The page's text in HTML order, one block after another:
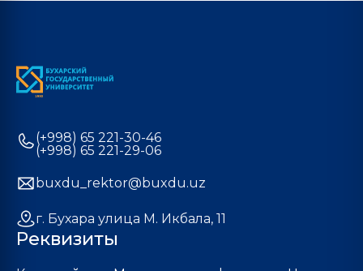
(+998) 65 221-30-46
(+998) 65 221-29-06
buxdu_rektor@buxdu.uz
г. Бухара улица М. Икбала, 11
Реквизиты